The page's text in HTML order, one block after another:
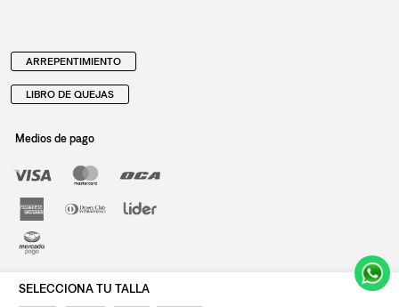
ARREPENTIMIENTO
LIBRO DE QUEJAS
Medios de pago